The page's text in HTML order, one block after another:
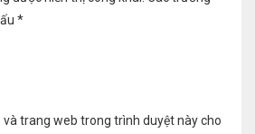
*
và trang web trong trình duyệt này cho